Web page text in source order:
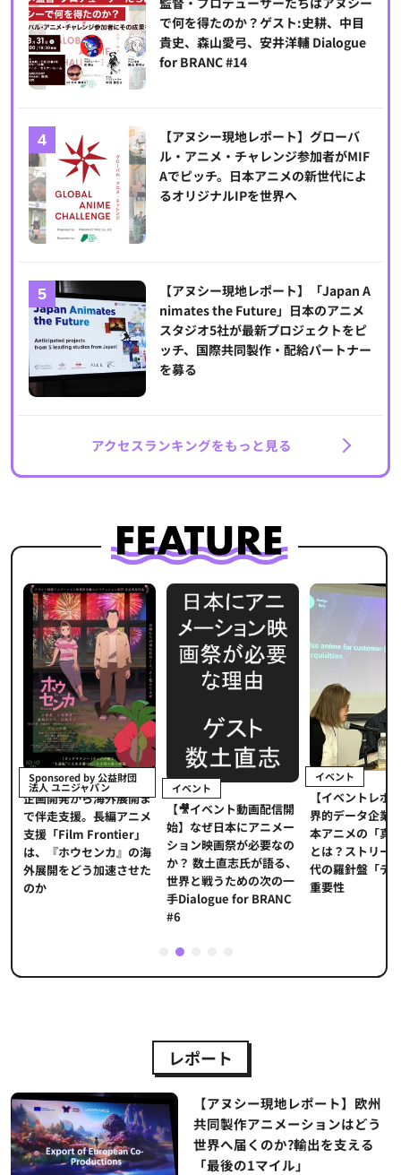
で何を得たのか？ゲスト:史耕、中目
貴史、森山愛弓、安井洋輔 Dialogue
for BRANC #14
【アヌシー現地レポート】グローバ
ル・アニメ・チャレンジ参加者がMIF
Aでピッチ。日本アニメの新世代によ
るオリジナルIPを世界へ
【アヌシー現地レポート】「Japan A
nimates the Future」日本のアニメ
スタジオ5社が最新プロジェクトをピ
ッチ、国際共同製作・配給パートナー
を募る
アクセスランキングをもっと見る
Sponsored by 公益財団
法人 ユニジャパン
企画開発から海外展開ま
で伴走支援。長編アニメ
支援「Film Frontier」
は、『ホウセンカ』の海
外展開をどう加速させた
のか
イベント
【🎥イベント動画配信開
始】なぜ日本にアニメー
ション映画祭が必要なの
か？ 数土直志氏が語る、
世界と戦うための次の一
手Dialogue for BRANC
#6
イベント
【イベントレポ
界的データ企業
本アニメの「真
とは？ストリー
代の羅針盤「デ
重要性
2
レポート
【アヌシー現地レポート】欧州
共同製作アニメーションはどう
世界へ届くのか?輸出を支える
「最後の1マイル」